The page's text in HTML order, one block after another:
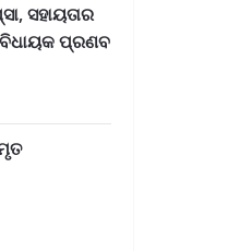
ସହାୟତାର
ବିଧାୟକ ପ୍ରଣବ